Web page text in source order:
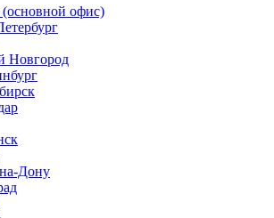
офис)
Новгород
Дону